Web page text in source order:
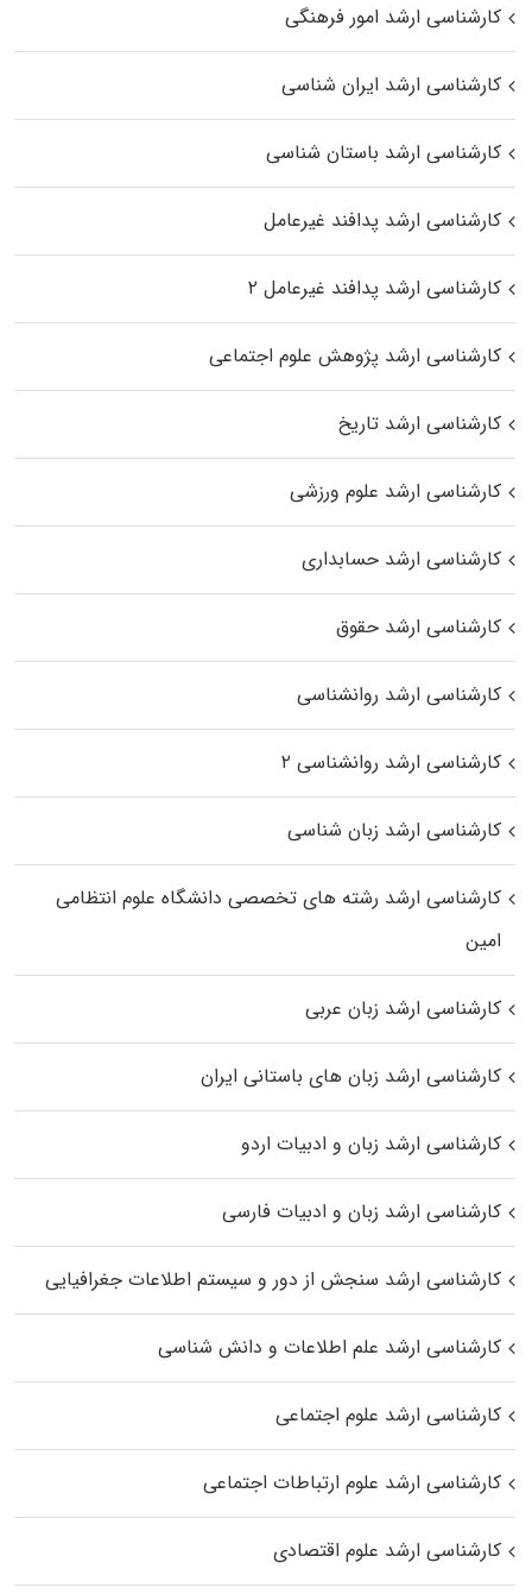
کارشناسی ارشد امور فرهنگی
کارشناسی ارشد ایران شناسی
کارشناسی ارشد باستان شناسی
کارشناسی ارشد پدافند غیرعامل
کارشناسی ارشد پدافند غیرعامل ۲
کارشناسی ارشد پژوهش علوم اجتماعی
کارشناسی ارشد تاریخ
کارشناسی ارشد علوم ورزشی
کارشناسی ارشد حسابداری
کارشناسی ارشد حقوق
کارشناسی ارشد روانشناسی
کارشناسی ارشد روانشناسی ۲
کارشناسی ارشد زبان شناسی
کارشناسی ارشد رﺷﺘﻪ ﻫﺎی تخصصی داﻧﺸﮕﺎه ﻋﻠﻮم انتظامی
اﻣﻴﻦ
کارشناسی ارشد زبان عربی
کارشناسی ارشد زبان‌ های باستانی ایران
کارشناسی ارشد زبان و ادبیات اردو
کارشناسی ارشد زبان و ادبیات فارسی
کارشناسی ارشد سنجش از دور و سیستم اطلاعات جغرافیایی
کارشناسی ارشد علم اطلاعات و دانش شناسی
کارشناسی ارشد علوم اجتماعی
کارشناسی ارشد علوم ارتباطات اجتماعی
کارشناسی ارشد علوم اقتصادی